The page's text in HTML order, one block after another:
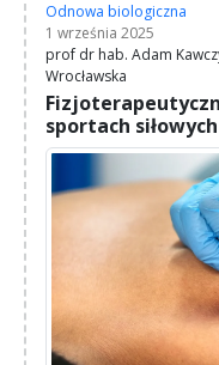
Odnowa biologiczna
1 września 2025
prof dr hab. Adam
Wrocławska
sportach